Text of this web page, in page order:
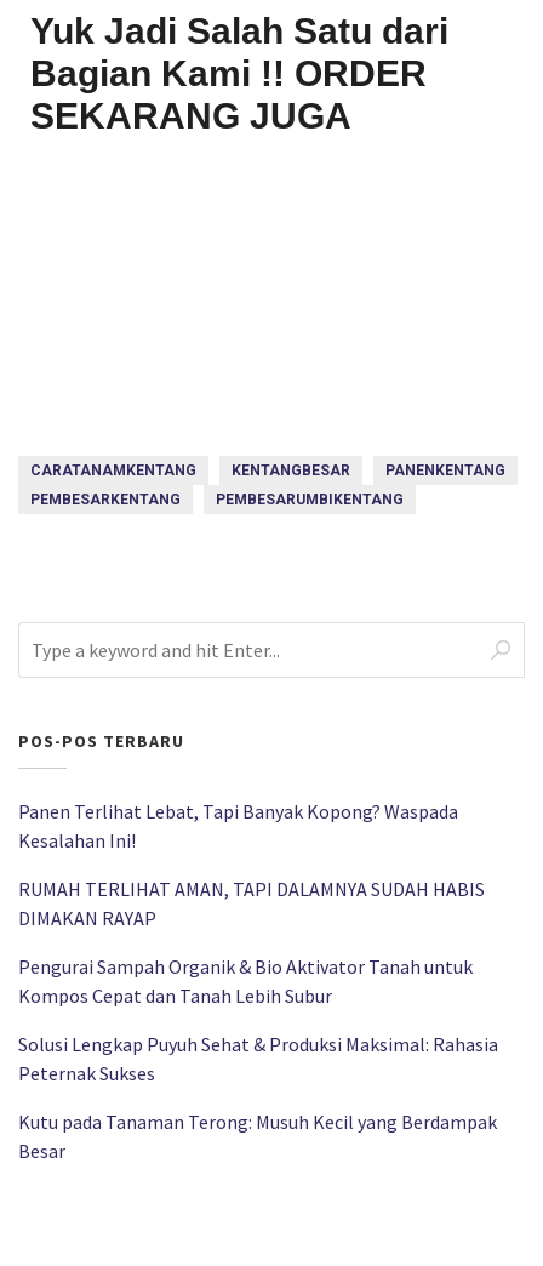
Yuk Jadi Salah Satu dari
Bagian Kami !! ORDER
SEKARANG JUGA
CARATANAMKENTANG KENTANGBESAR
PANENKENTANG
PEMBESARKENTANG
PEMBESARUMBIKENTANG
POS-POS TERBARU
Panen Terlihat Lebat, Tapi Banyak Kopong? Waspada
Kesalahan Ini!
RUMAH TERLIHAT AMAN, TAPI DALAMNYA SUDAH HABIS
DIMAKAN RAYAP
Pengurai Sampah Organik & Bio Aktivator Tanah untuk
Kompos Cepat dan Tanah Lebih Subur
Solusi Lengkap Puyuh Sehat & Produksi Maksimal: Rahasia
Peternak Sukses
Kutu pada Tanaman Terong: Musuh Kecil yang Berdampak
Besar